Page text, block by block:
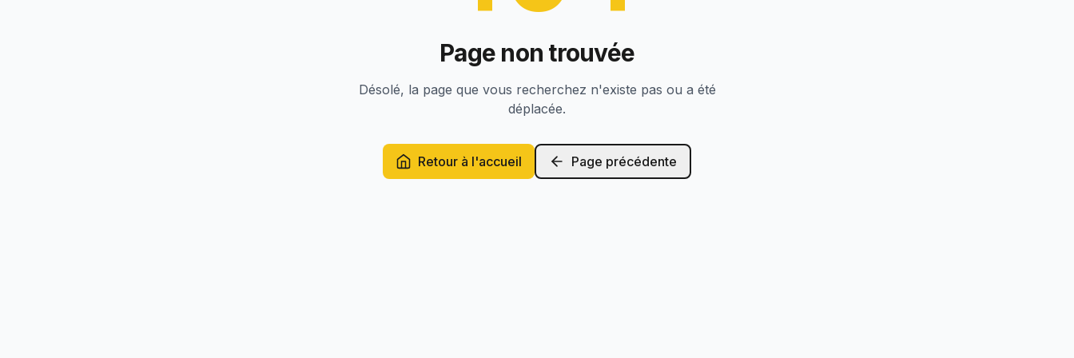
Page non trouvée
Désolé, la page que vous recherchez n'existe pas ou a été
déplacée.
Retour à l'accueil Page précédente